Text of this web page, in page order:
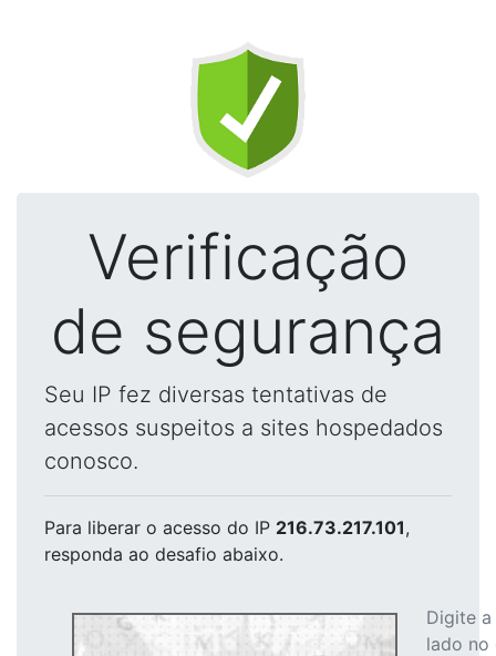
Verificação
de segurança
Seu IP fez diversas tentativas de
acessos suspeitos a sites hospedados
conosco.
Para liberar o acesso do IP 216.73.217.101,
responda ao desafio abaixo.
Digite
lado no